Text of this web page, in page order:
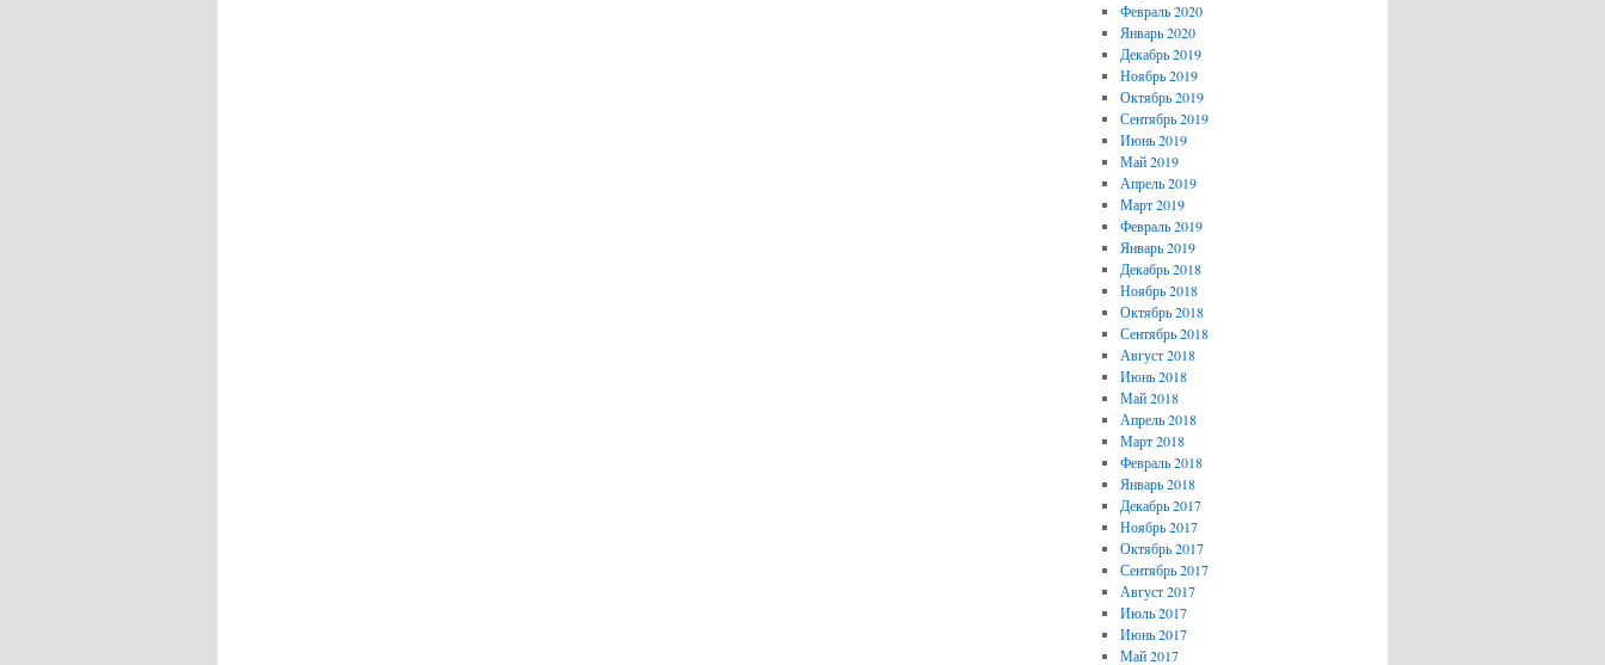
Февраль 2020
Январь 2020
Декабрь 2019
Ноябрь 2019
Октябрь 2019
Сентябрь 2019
Июнь 2019
Май 2019
Апрель 2019
Март 2019
Февраль 2019
Январь 2019
Декабрь 2018
Ноябрь 2018
Октябрь 2018
Сентябрь 2018
Август 2018
Июнь 2018
Май 2018
Апрель 2018
Март 2018
Февраль 2018
Январь 2018
Декабрь 2017
Ноябрь 2017
Октябрь 2017
Сентябрь 2017
Август 2017
Июль 2017
Июнь 2017
Май 2017